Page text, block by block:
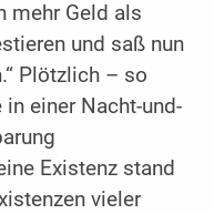
mehr Geld als
und saß nun
Plötzlich – so
einer Nacht-und-
Existenz stand
vieler